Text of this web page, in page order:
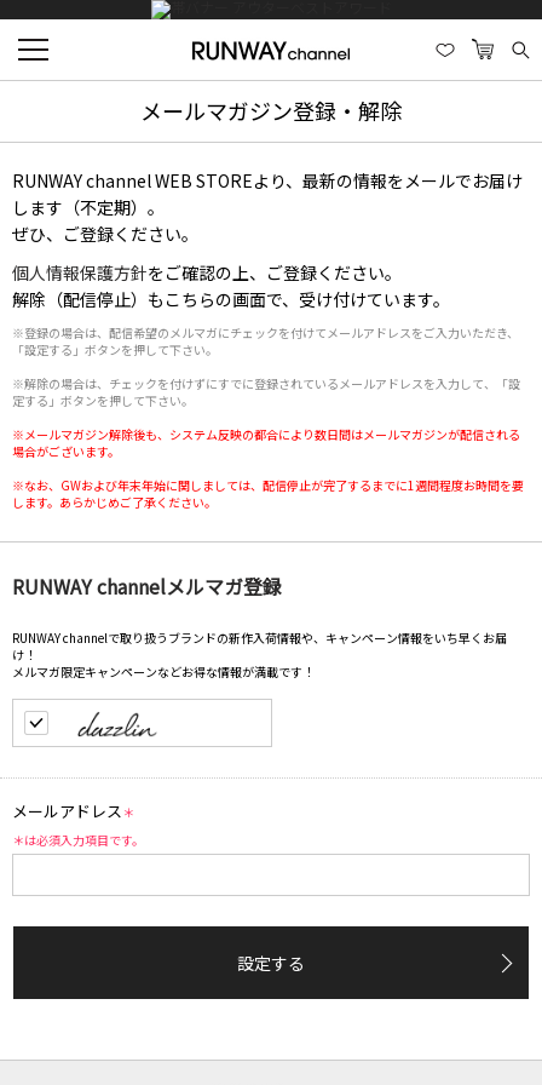
メールマガジン登録・解除
RUNWAY channel WEB STOREより、最新の情報をメールでお届け
します（不定期）。
ぜひ、ご登録ください。
個人情報保護方針をご確認の上、ご登録ください。
解除（配信停止）もこちらの画面で、受け付けています。
※登録の場合は、配信希望のメルマガにチェックを付けてメールアドレスをご入力いただき、
「設定する」ボタンを押して下さい。
※解除の場合は、チェックを付けずにすでに登録されているメールアドレスを入力して、「設
定する」ボタンを押して下さい。
※メールマガジン解除後も、システム反映の都合により数日間はメールマガジンが配信される
場合がございます。
※なお、GWおよび年末年始に関しましては、配信停止が完了するまでに1週間程度お時間を要
します。あらかじめご了承ください。
RUNWAY channelメルマガ登録
RUNWAY channelで取り扱うブランドの新作入荷情報や、キャンペーン情報をいち早くお届
け！
メルマガ限定キャンペーンなどお得な情報が満載です！
メールアドレス ＊
＊は必須入力項目です。
設定する